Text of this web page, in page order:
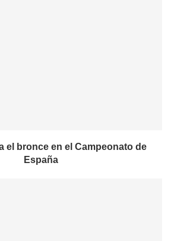
el bronce en el Campeonato de
España